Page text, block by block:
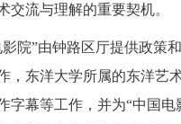
交流与理解的重要契机。
院”由钟路区厅提供政策
，东洋大学所属的东洋艺
字幕等工作，并为“中国